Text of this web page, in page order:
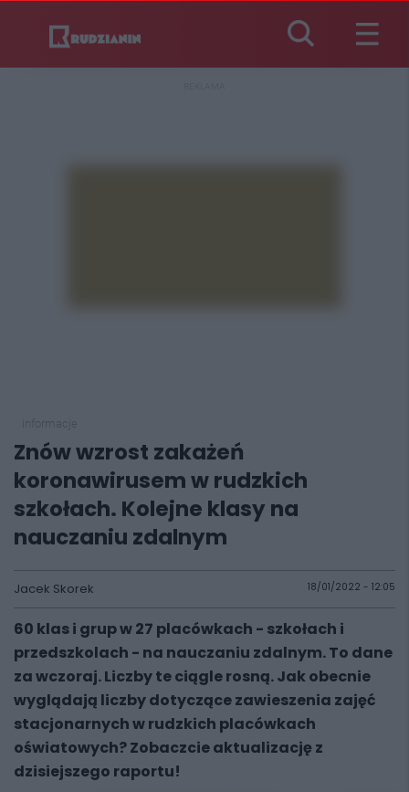
Znów wzrost zakażeń
koronawirusem w rudzkich
szkołach. Kolejne klasy na
nauczaniu zdalnym
Jacek Skorek 18/01/2022 - 12:05
60 klas i grup w 27 placówkach - szkołach i
przedszkolach - na nauczaniu zdalnym. To dane
za wczoraj. Liczby te ciągle rosną. Jak obecnie
wyglądają liczby dotyczące zawieszenia zajęć
stacjonarnych w rudzkich placówkach
oświatowych? Zobaczcie aktualizację z
dzisiejszego raportu!